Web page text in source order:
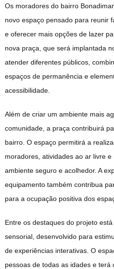
Os moradores do bairro
novo espaço pensado para reunir
e oferecer mais opções de lazer
nova praça, que será implantada
atender diferentes públicos,
espaços de permanência e
acessibilidade.
Além de criar um ambiente mais
comunidade, a praça contribuirá
bairro. O espaço permitirá a
moradores, atividades ao ar livre
ambiente seguro e acolhedor. A
equipamento também contribua
para a ocupação positiva dos
Entre os destaques do projeto
sensorial, desenvolvido para
de experiências interativas. O
pessoas de todas as idades e